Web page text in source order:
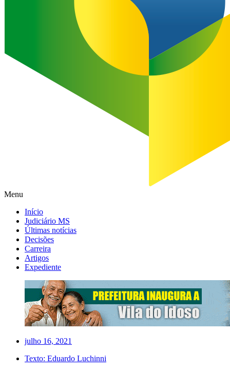
Menu
Início
Judiciário MS
Últimas notícias
Decisões
Carreira
Artigos
Expediente
julho 16, 2021
Texto: Eduardo Luchinni